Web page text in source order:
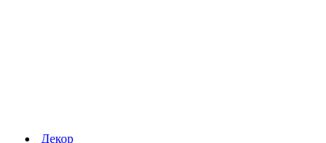
Декор